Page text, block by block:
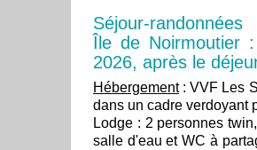
Séjour-randonnées
Île de Noirmoutier
2026, après le
Hébergement: VVF Les
dans un cadre verdoyant
Lodge : 2 personnes
salle d'eau et WC à